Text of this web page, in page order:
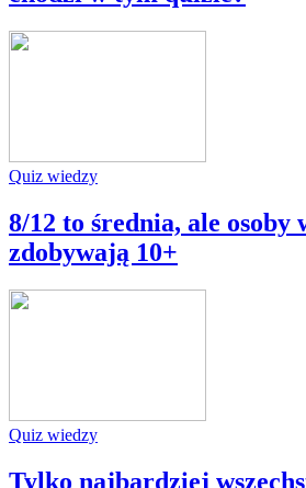
Quiz wiedzy
8/12 to średnia, ale osoby
zdobywają 10+
Quiz wiedzy
Tylko najbardziej